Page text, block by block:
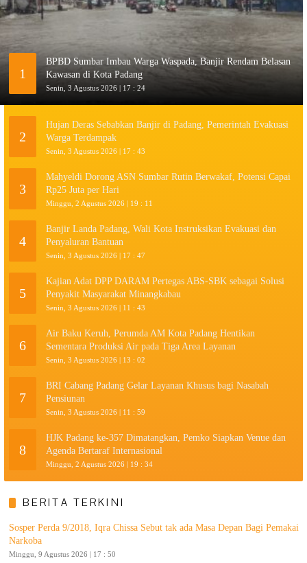
1
BPBD Sumbar Imbau Warga Waspada, Banjir Rendam Belasan
Kawasan di Kota Padang
Senin, 3 Agustus 2026 | 17 : 24
2
Hujan Deras Sebabkan Banjir di Padang, Pemerintah Evakuasi
Warga Terdampak
Senin, 3 Agustus 2026 | 17 : 43
3
Mahyeldi Dorong ASN Sumbar Rutin Berwakaf, Potensi Capai
Rp25 Juta per Hari
Minggu, 2 Agustus 2026 | 19 : 11
4
Banjir Landa Padang, Wali Kota Instruksikan Evakuasi dan
Penyaluran Bantuan
Senin, 3 Agustus 2026 | 17 : 47
5
Kajian Adat DPP DARAM Pertegas ABS-SBK sebagai Solusi
Penyakit Masyarakat Minangkabau
Senin, 3 Agustus 2026 | 11 : 43
6
Air Baku Keruh, Perumda AM Kota Padang Hentikan
Sementara Produksi Air pada Tiga Area Layanan
Senin, 3 Agustus 2026 | 13 : 02
7
BRI Cabang Padang Gelar Layanan Khusus bagi Nasabah
Pensiunan
Senin, 3 Agustus 2026 | 11 : 59
8
HJK Padang ke-357 Dimatangkan, Pemko Siapkan Venue dan
Agenda Bertaraf Internasional
Minggu, 2 Agustus 2026 | 19 : 34
BERITA TERKINI
Sosper Perda 9/2018, Iqra Chissa Sebut tak ada Masa Depan Bagi Pemakai
Narkoba
Minggu, 9 Agustus 2026 | 17 : 50